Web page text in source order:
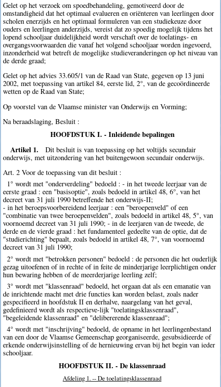
Gelet op het verzoek om spoedbehandeling, gemotiveerd door de
omstandigheid dat het optimaal evalueren en oriënteren van leerlingen door
scholen enerzijds en het optimaal formuleren van een studiekeuze door
ouders en leerlingen anderzijds, vereist dat zo spoedig mogelijk tijdens het
lopend schooljaar duidelijkheid wordt verschaft over de toelatings- en
overgangsvoorwaarden die vanaf het volgend schooljaar worden ingevoerd,
inzonderheid wat betreft de mogelijke studieveranderingen op het niveau van
de derde graad;
Gelet op het advies 33.605/1 van de Raad van State, gegeven op 13 juni
2002, met toepassing van artikel 84, eerste lid, 2°, van de gecoördineerde
wetten op de Raad van State;
Op voorstel van de Vlaamse minister van Onderwijs en Vorming;
Na beraadslaging, Besluit :
HOOFDSTUK I. - Inleidende bepalingen
Artikel 1.
Dit besluit is van toepassing op het voltijds secundair
onderwijs, met uitzondering van het buitengewoon secundair onderwijs.
Art. 2 Voor de toepassing van dit besluit :
1° wordt met "onderverdeling" bedoeld : - in het tweede leerjaar van de
eerste graad : een "basisoptie", zoals bedoeld in artikel 48, 6°, van het
decreet van 31 juli 1990 betreffende het onderwijs-II;
- in het beroepsvoorbereidend leerjaar : een "beroepenveld" of een
"combinatie van twee beroepenvelden", zoals bedoeld in artikel 48, 5°, van
voornoemd decreet van 31 juli 1990; - in de leerjaren van de tweede, de
derde en de vierde graad : het fundamenteel gedeelte van de optie, dat de
"studierichting" bepaalt, zoals bedoeld in artikel 48, 7°, van voornoemd
decreet van 31 juli 1990;
2° wordt met "betrokken personen" bedoeld : de personen die het ouderlijk
gezag uitoefenen of in rechte of in feite de minderjarige leerplichtigen onder
hun bewaring hebben of de meerderjarige leerling zelf;
3° wordt met "klassenraad" bedoeld, het orgaan dat als een emanatie van
de inrichtende macht met drie functies kan worden belast, zoals nader
gespecifieerd in hoofdstuk II en derhalve, naargelang van het geval,
gedefinieerd wordt als respectieve-lijk "toelatingsklassenraad",
"begeleidende klassenraad" en "delibererende klassenraad";
4° wordt met "inschrijving" bedoeld, de opname in het leerlingenbestand
van een door de Vlaamse Gemeenschap georganiseerde, gesubsidieerde of
erkende onderwijsinstelling of de hernieuwing ervan bij het begin van ieder
schooljaar.
HOOFDSTUK II. - De klassenraad
Afdeling 1. -- De toelatingsklassenraad